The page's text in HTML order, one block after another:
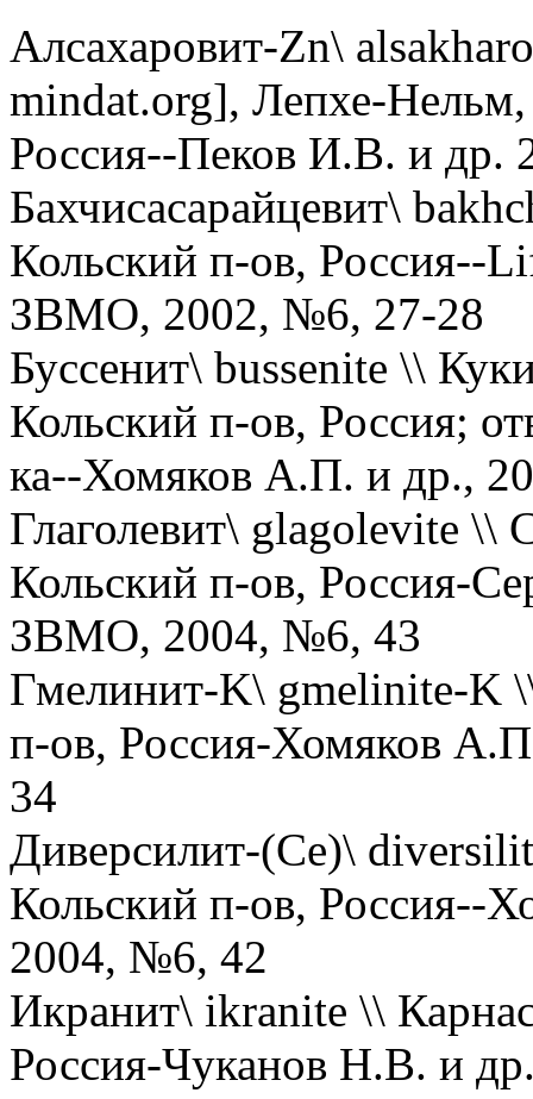
Алсахаровит-Zn\
mindat.org], Лепхе-
Россия--Пеков И.В. и
Бахчисасарайцевит\
Кольский п-ов, Россия--
ЗВМО, 2002, №6, 27-28
Буссенит\ bussenite \\
Кольский п-ов, Россия;
ка--Хомяков А.П. и др.,
Глаголевит\ glagolevite \\
Кольский п-ов, Россия-
ЗВМО, 2004, №6, 43
Гмелинит-K\ gmelinite-K
п-ов, Россия-Хомяков
34
Диверсилит-(Ce)\
Кольский п-ов,
2004, №6, 42
Икранит\ ikranite \\
Россия-Чуканов Н.В. и